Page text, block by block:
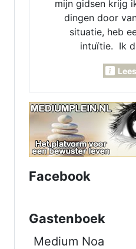
mijn gidsen krijg
dingen door
situatie, heb
intuïtie. Ik
kan voor je
inzichtkaarten
voor
toekomst. Heb
samen komen
Facebook
Gastenboek
Medium Noa